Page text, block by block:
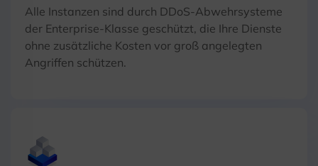
Alle Instanzen sind durch DDoS-Abwehrsysteme
der Enterprise-Klasse geschützt, die Ihre Dienste
ohne zusätzliche Kosten vor groß angelegten
Angriffen schützen.